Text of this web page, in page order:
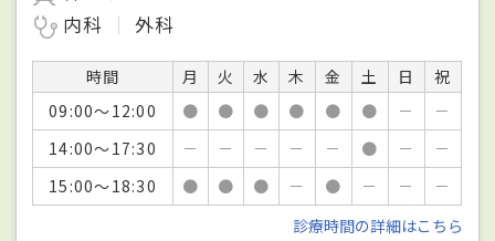
内科
外科
時間 月 火 水 木 金 土 日
祝
09:00～12:00
● ● ● ● ● ● －
－
14:00～17:30
－ － － － － ● －
－
15:00～18:30
● ● ● － ● － －
－
診療時間の詳細はこちら